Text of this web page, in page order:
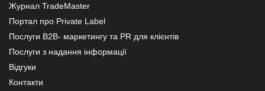
Журнал TradeMaster
Портал про Private Label
Послуги В2В- маркетингу та PR для клієнтів
Послуги з надання інформації
Відгуки
Контакти